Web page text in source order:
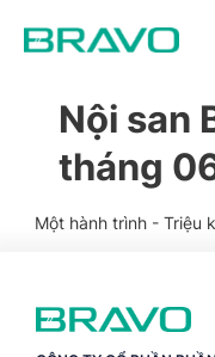
Nội san
tháng
Một hành trình - Triệu